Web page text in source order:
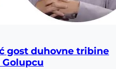
gost duhovne tribine
Golupcu